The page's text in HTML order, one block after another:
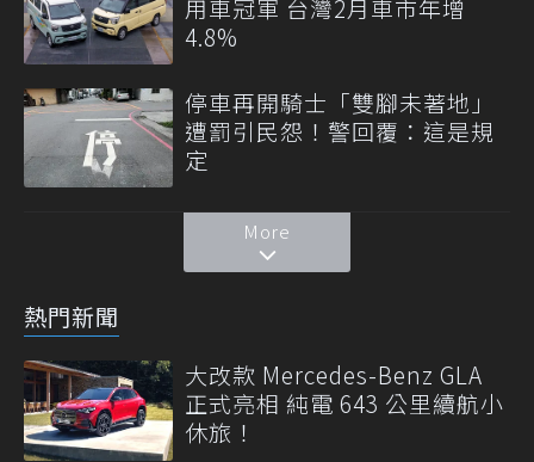
用車冠軍 台灣2月車市年增
4.8%
停車再開騎士「雙腳未著地」
遭罰引民怨！警回覆：這是規
定
More
熱門新聞
大改款 Mercedes-Benz GLA
正式亮相 純電 643 公里續航小
休旅！